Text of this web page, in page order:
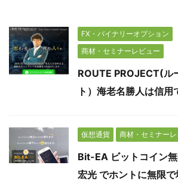
FX・バイナリーオプション
商材・セミナーレビュー
ROUTE PROJECT(ル
ト）海老名勝人は信
仮想通貨 商材・セミナー
Bit-EA ビットコイン
宏光 でホントに無限で